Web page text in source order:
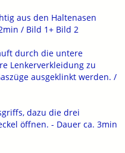
aus den Haltenasen
/ Bild 1+ Bild 2
durch die untere
Lenkerverkleidung zu
ausgeklinkt werden. /
dazu die drei
öffnen. - Dauer ca. 3min